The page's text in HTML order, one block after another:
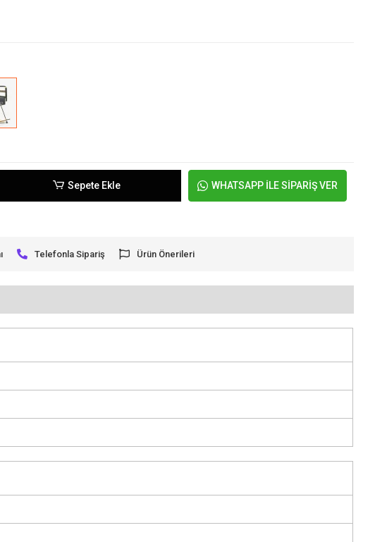
Sepete Ekle WHATSAPP İLE SİPARİŞ VER
Telefonla Sipariş Ürün Önerileri